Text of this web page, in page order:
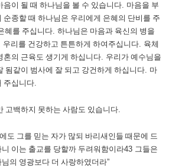
음이 될 때 하나님을 볼 수 있습니다. 마음을 부
순종할 때 하나님은 우리에게 은혜의 단비를 주
혜를 주십니다.하나님은 마음과 육신의 병을
우리를 건강하고 튼튼하게 하여주십니다. 육체
혼의 근육도 생기게 하십니다. 우리가 예수님을
됨같이 범사에 잘 되고 강건하게 하십니다. 마
주십니다.
고백하지 못하는 사람도 있습니다.
도 그를 믿는 자가 많되 바리새인들 때문에 드
이는 출교를 당할까 두려워함이라43 그들은
의 영광보다 더 사랑하였더라”